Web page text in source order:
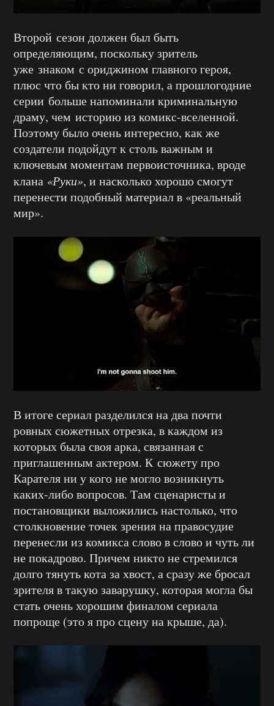
Второй сезон должен был быть
определяющим, поскольку зритель
уже знаком с ориджином главного героя,
плюс что бы кто ни говорил, а прошлогодние
серии больше напоминали криминальную
драму, чем историю из комикс-вселенной.
Поэтому было очень интересно, как же
создатели подойдут к столь важным и
ключевым моментам первоисточника, вроде
клана «Руки», и насколько хорошо смогут
перенести подобный материал в «реальный
мир».
В итоге сериал разделился на два почти
ровных сюжетных отрезка, в каждом из
которых была своя арка, связанная с
приглашенным актером. К сюжету про
Карателя ни у кого не могло возникнуть
каких-либо вопросов. Там сценаристы и
постановщики выложились настолько, что
столкновение точек зрения на правосудие
перенесли из комикса слово в слово и чуть ли
не покадрово. Причем никто не стремился
долго тянуть кота за хвост, а сразу же бросал
зрителя в такую заварушку, которая могла бы
стать очень хорошим финалом сериала
попроще (это я про сцену на крыше, да).